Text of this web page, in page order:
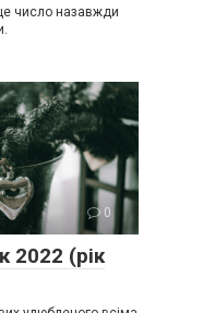
число назавжди
0
2022 (рік